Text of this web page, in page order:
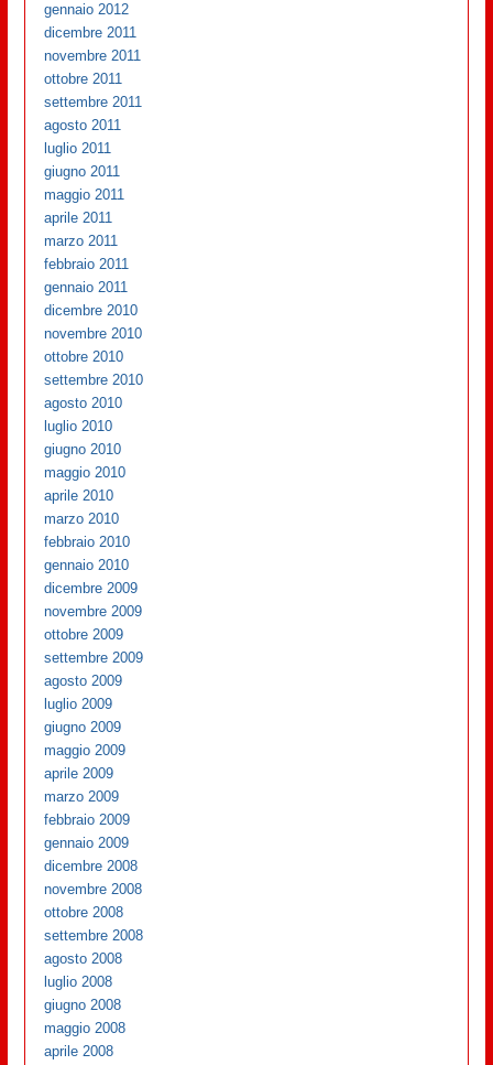
gennaio 2012
dicembre 2011
novembre 2011
ottobre 2011
settembre 2011
agosto 2011
luglio 2011
giugno 2011
maggio 2011
aprile 2011
marzo 2011
febbraio 2011
gennaio 2011
dicembre 2010
novembre 2010
ottobre 2010
settembre 2010
agosto 2010
luglio 2010
giugno 2010
maggio 2010
aprile 2010
marzo 2010
febbraio 2010
gennaio 2010
dicembre 2009
novembre 2009
ottobre 2009
settembre 2009
agosto 2009
luglio 2009
giugno 2009
maggio 2009
aprile 2009
marzo 2009
febbraio 2009
gennaio 2009
dicembre 2008
novembre 2008
ottobre 2008
settembre 2008
agosto 2008
luglio 2008
giugno 2008
maggio 2008
aprile 2008